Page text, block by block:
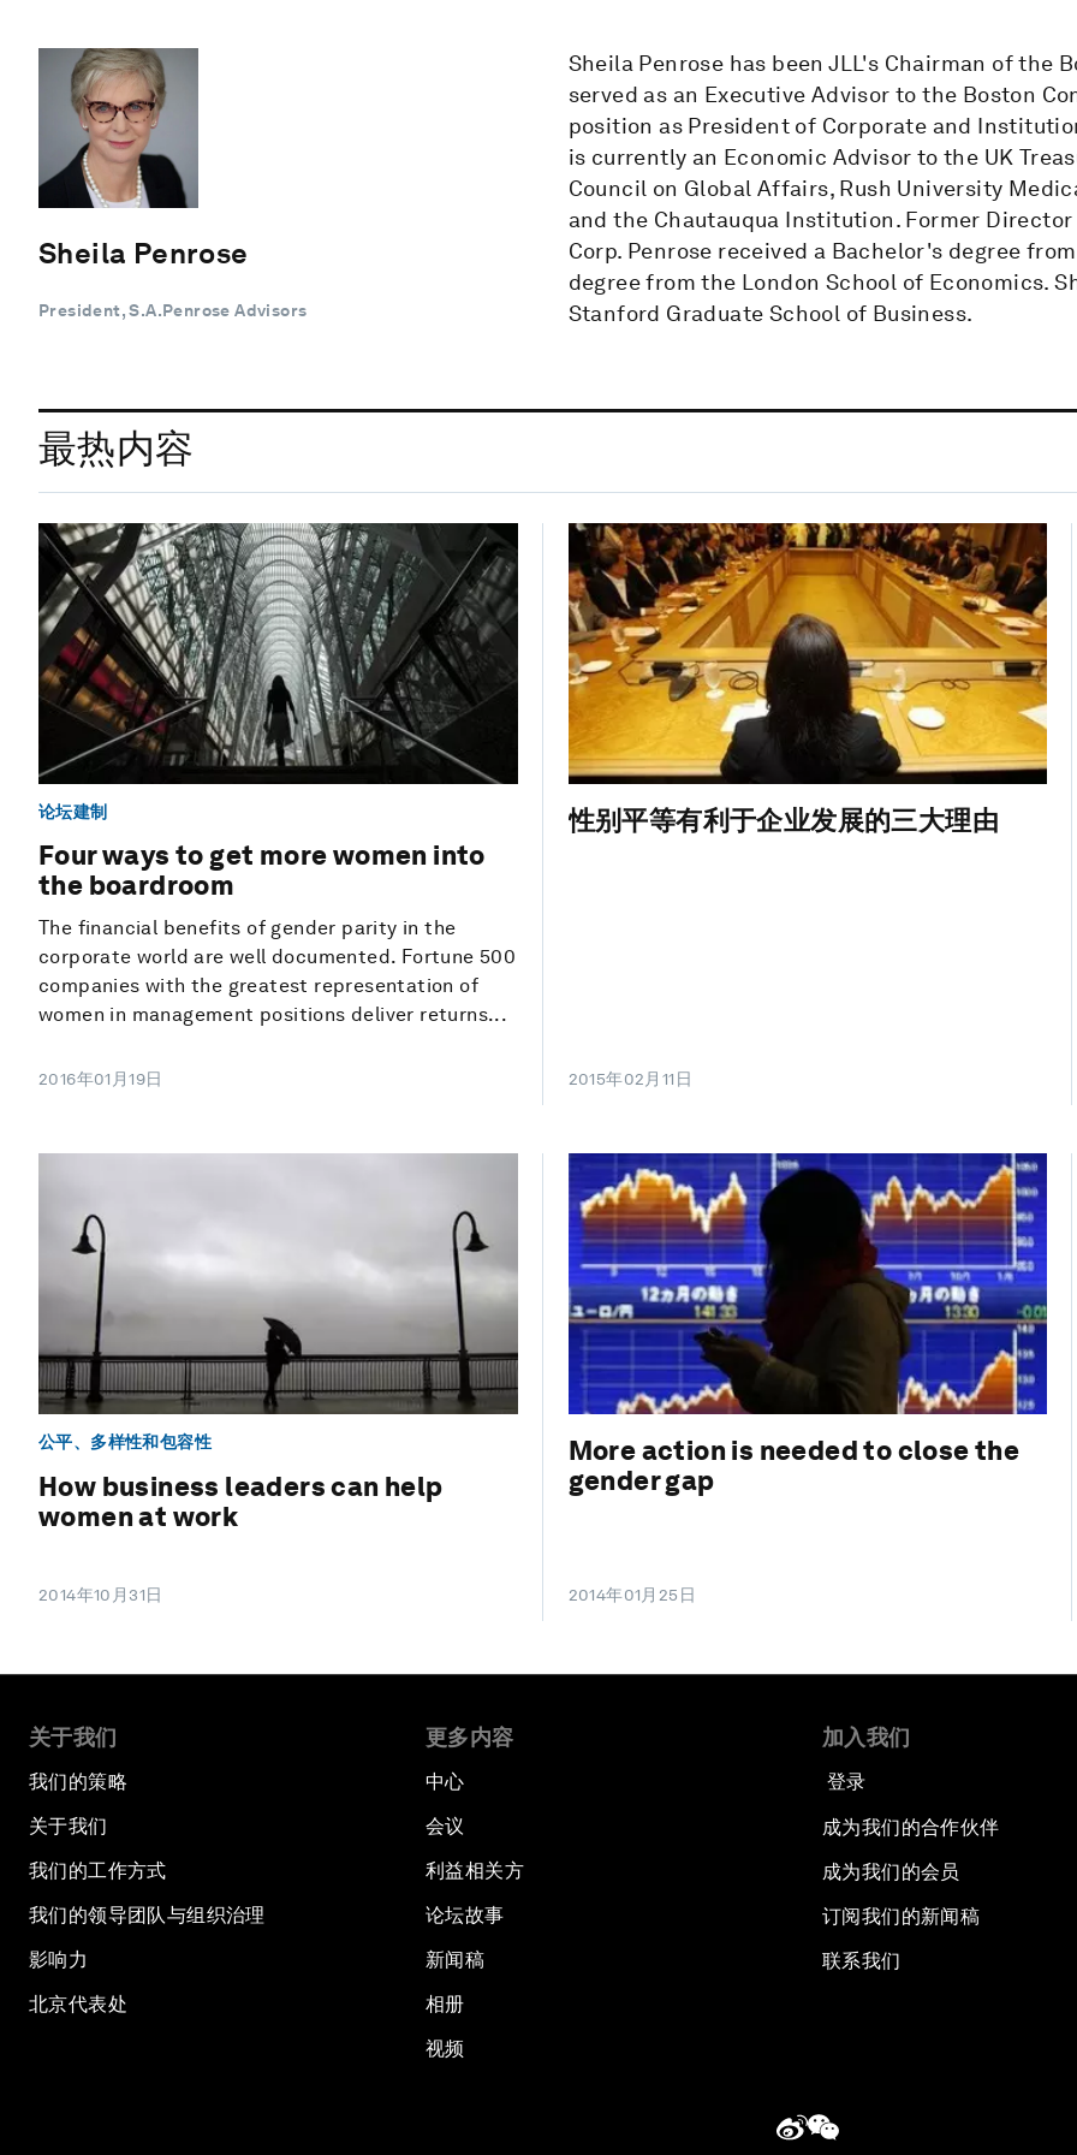
Sheila Penrose
President, S.A.Penrose Advisors
Sheila Penrose has been JLL's Chairman of the
served as an Executive Advisor to the Boston
position as President of Corporate and
is currently an Economic Advisor to the UK
Council on Global Affairs, Rush University
and the Chautauqua Institution. Former
Corp. Penrose received a Bachelor's degree
degree from the London School of Economics.
Stanford Graduate School of Business.
最热内容
论坛建制
Four ways to get more women into
the boardroom
The financial benefits of gender parity in the
corporate world are well documented. Fortune 500
companies with the greatest representation of
women in management positions deliver returns...
2016年01月19日
性别平等有利于企业发展的三大理由
2015年02月11日
公平、多样性和包容性
How business leaders can help
women at work
2014年10月31日
More action is needed to close the
gender gap
2014年01月25日
关于我们
我们的策略
关于我们
我们的工作方式
我们的领导团队与组织治理
影响力
北京代表处
更多内容
中心
会议
利益相关方
论坛故事
新闻稿
相册
视频
加入我们
登录
成为我们的合作伙伴
成为我们的会员
订阅我们的新闻稿
联系我们